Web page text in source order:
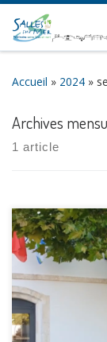
Skip to content
Accueil » 2024 »
Archives
1 article